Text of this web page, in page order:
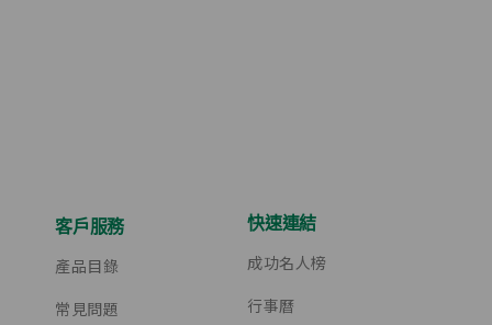
表揚
尊榮表彰-藍鑽級領袖